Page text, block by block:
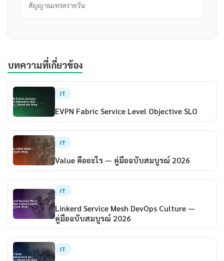
สัญญาณเทรดรายวัน
บทความที่เกี่ยวข้อง
IT
EVPN Fabric Service Level Objective SLO
IT
Value คืออะไร — คู่มือฉบับสมบูรณ์ 2026
IT
Linkerd Service Mesh DevOps Culture —
คู่มือฉบับสมบูรณ์ 2026
IT